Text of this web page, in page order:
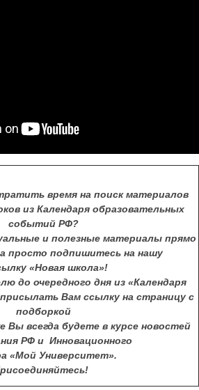
время на поиск материалов
из Календаря образовательных
событий РФ?
и полезные материалы прямо
просто подпишитесь на нашу
«Новая школа»!
до очередного дня из «Календаря
Вам ссылку на страницу с
подборкой
Вы всегда будете в курсе новостей
РФ и Инновационного
«Мой Университет».